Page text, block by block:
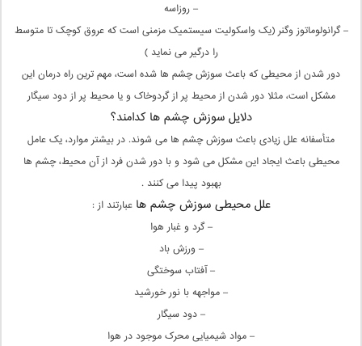
– روزاسه
– گرانولوماتوز وگنر (یک واسکولیت سیستمیک مزمنی است که عروق کوچک تا متوسط
را درگیر می نماید )
دور شدن از محیطی که باعث سوزش چشم ها شده است، مهم ترین راه درمان این
مشکل است، مثلا دور شدن از محیط پر از گردوخاک و یا محیط پر از دود سیگار
دلایل سوزش چشم ها کدامند؟
متأسفانه علل زیادی باعث سوزش چشم ها می شوند. در بیشتر موارد، یک عامل
محیطی باعث ایجاد این مشکل می شود و با دور شدن فرد از آن محیط، چشم ها
بهبود پیدا می کنند .
علل محیطی سوزش چشم ها عبارتند از :
– گرد و غبار هوا
– ورزش باد
– آفتاب سوختگی
– مواجهه با نور خورشید
– دود سیگار
– مواد شیمیایی محرک موجود در هوا